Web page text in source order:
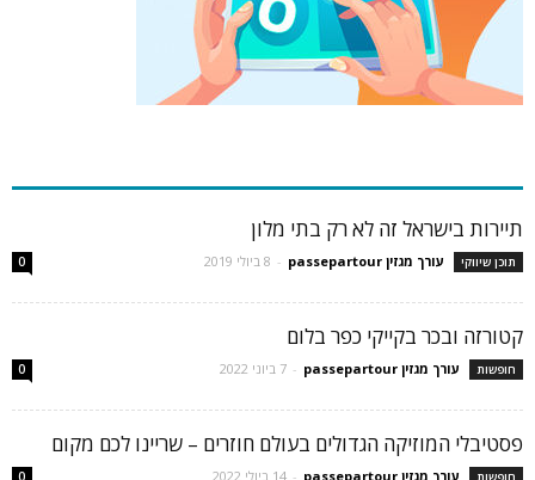
תיירות בישראל זה לא רק בתי מלון
תוכן שיווקי עורך מגזין passepartour - 8 ביולי 2019 0
קטורזה ובכר בקייקי כפר בלום
חופשות עורך מגזין passepartour - 7 ביוני 2022 0
פסטיבלי המוזיקה הגדולים בעולם חוזרים – שריינו לכם מקום
עורך מגזין passepartour - 14 ביולי 2022